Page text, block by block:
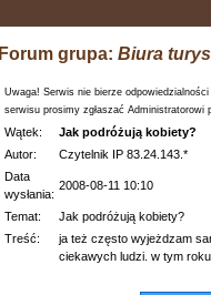
Forum grupa: Biura
Uwaga! Serwis nie bierze
serwisu prosimy zgłaszać Administratorowi
Wątek:
Jak podróżują kobiety?
Autor:
Czytelnik IP 83.24.143.*
Data
wysłania:
2008-08-11 10:10
Temat:
Jak podróżują kobiety?
Treść:
ja też często wyjeżdzam
ciekawych ludzi. w tym